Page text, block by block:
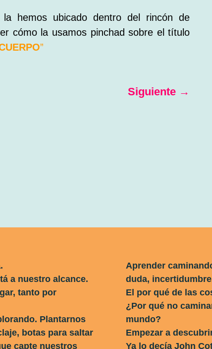
hemos ubicado dentro del rincón de
cómo la usamos pinchad sobre el título
”
Siguiente →
a nuestro alcance.
tanto por
Plantarnos
botas para saltar
capte nuestros
Aprender
duda,
El por qué de las
¿Por qué no
mundo?
Empezar a
Ya lo decía John